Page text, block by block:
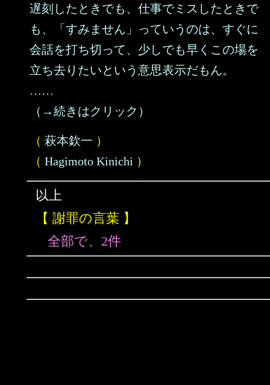
遅刻したときでも、仕事でミスしたときで
も、「すみません」っていうのは、すぐに
会話を打ち切って、少しでも早くこの場を
立ち去りたいという意思表示だもん。
……
（→続きはクリック）
（ 萩本欽一 ）
（ Hagimoto Kinichi ）
以上
【 謝罪の言葉 】
全部で、2件